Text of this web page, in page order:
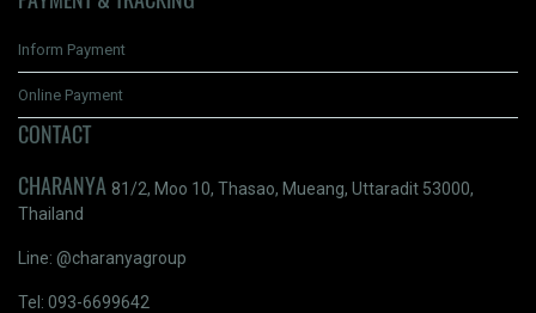
Inform Payment
Online Payment
CONTACT
CHARANYA 81/2, Moo 10, Thasao, Mueang, Uttaradit 53000,
Thailand
Line: @charanyagroup
Tel: 093-6699642